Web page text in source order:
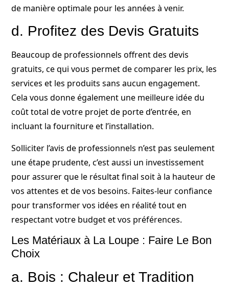
de manière optimale pour les années à venir.
d. Profitez des Devis Gratuits
Beaucoup de professionnels offrent des devis
gratuits, ce qui vous permet de comparer les prix, les
services et les produits sans aucun engagement.
Cela vous donne également une meilleure idée du
coût total de votre projet de porte d’entrée, en
incluant la fourniture et l’installation.
Solliciter l’avis de professionnels n’est pas seulement
une étape prudente, c’est aussi un investissement
pour assurer que le résultat final soit à la hauteur de
vos attentes et de vos besoins. Faites-leur confiance
pour transformer vos idées en réalité tout en
respectant votre budget et vos préférences.
Les Matériaux à La Loupe : Faire Le Bon
Choix
a. Bois : Chaleur et Tradition